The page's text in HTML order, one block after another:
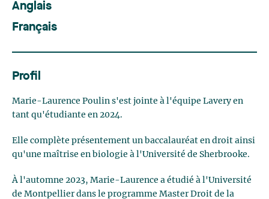
Anglais
Français
Profil
Marie-Laurence Poulin s'est jointe à l'équipe Lavery en
tant qu'étudiante en 2024.
Elle complète présentement un baccalauréat en droit ainsi
qu'une maîtrise en biologie à l'Université de Sherbrooke.
À l'automne 2023, Marie-Laurence a étudié à l'Université
de Montpellier dans le programme Master Droit de la